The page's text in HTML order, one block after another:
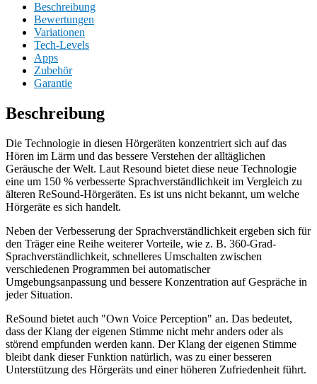
Beschreibung
Bewertungen
Variationen
Tech-Levels
Apps
Zubehör
Garantie
Beschreibung
Die Technologie in diesen Hörgeräten konzentriert sich auf das
Hören im Lärm und das bessere Verstehen der alltäglichen
Geräusche der Welt. Laut Resound bietet diese neue Technologie
eine um 150 % verbesserte Sprachverständlichkeit im Vergleich zu
älteren ReSound-Hörgeräten. Es ist uns nicht bekannt, um welche
Hörgeräte es sich handelt.
Neben der Verbesserung der Sprachverständlichkeit ergeben sich für
den Träger eine Reihe weiterer Vorteile, wie z. B. 360-Grad-
Sprachverständlichkeit, schnelleres Umschalten zwischen
verschiedenen Programmen bei automatischer
Umgebungsanpassung und bessere Konzentration auf Gespräche in
jeder Situation.
ReSound bietet auch "Own Voice Perception" an. Das bedeutet,
dass der Klang der eigenen Stimme nicht mehr anders oder als
störend empfunden werden kann. Der Klang der eigenen Stimme
bleibt dank dieser Funktion natürlich, was zu einer besseren
Unterstützung des Hörgeräts und einer höheren Zufriedenheit führt.